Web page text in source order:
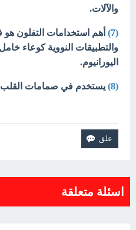
والآلات.
(7)
أهم استخدامات التفلون هو
والتطبيقات النووية كوعاء
اليورانيوم.
(8) يستخدم في صمامات القلب
اسئلة متعلقة